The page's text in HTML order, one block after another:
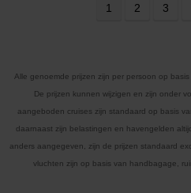
1 2 3
Alle genoemde prijzen zijn per persoon op
De prijzen kunnen wijzigen en zijn onder
aangeboden cruises zijn standaard op basis
daarnaast zijn belastingen en havengelden
anders aangegeven, zijn de prijzen standaard
vluchten zijn op basis van handbagage,